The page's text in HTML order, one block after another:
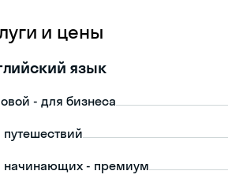
и цены
язык
- для бизнеса
путешествий
начинающих - премиум